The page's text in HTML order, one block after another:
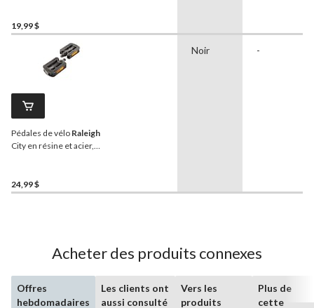
19,99 $
Pédales de vélo Raleigh
City en résine et acier,
24,99 $
Noir -
Acheter des produits connexes
Offres
hebdomadaires
Les clients ont
aussi consulté
Vers les
produits
Plus de
cette